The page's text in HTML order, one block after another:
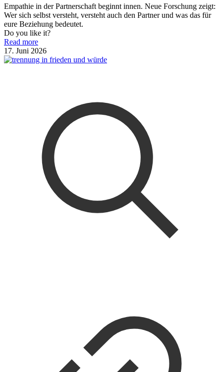
Empathie in der Partnerschaft beginnt innen. Neue Forschung zeigt:
Wer sich selbst versteht, versteht auch den Partner und was das für
eure Beziehung bedeutet.
Do you like it?
Read more
17. Juni 2026